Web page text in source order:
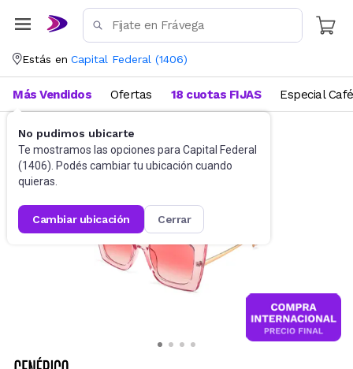
Estás en Capital Federal (1406)
No pudimos ubicarte
Te mostramos las opciones para Capital Federal
(1406). Podés cambiar tu ubicación cuando
quieras.
cambiar ubicación cerrar
Más Vendidos Ofertas 18 cuotas FIJAS Especial Café
Accesorios Anteojos de sol